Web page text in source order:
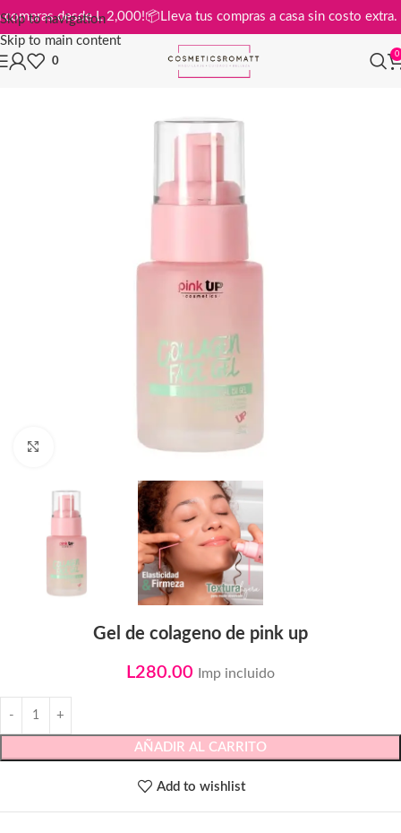
Skip to navigation
Skip to main content
compras desde L 2,000! 📦Lleva tus compras a casa sin costo
0
0
Gel de colageno de pink up
L280.00 Imp incluido
AÑADIR AL CARRITO
Add to wishlist